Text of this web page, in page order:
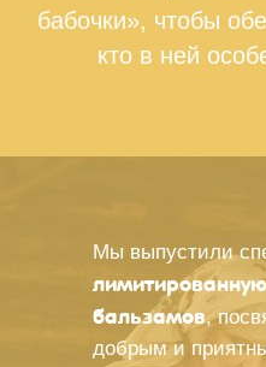
бабочки», чтобы
кто в ней
Мы выпустили
бальзамов,
добрым и